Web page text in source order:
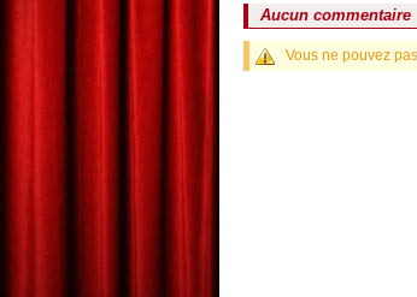
Aucun commentaire
Vous ne pouvez